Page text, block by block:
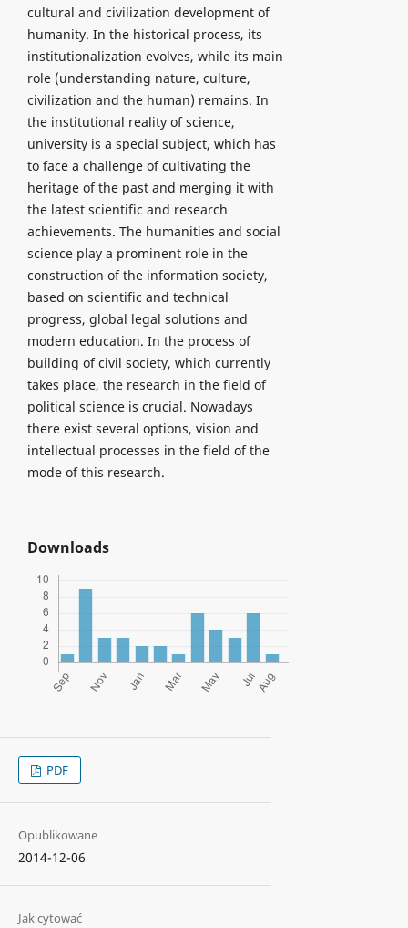
cultural and civilization development of
humanity. In the historical process, its
institutionalization evolves, while its main
role (understanding nature, culture,
civilization and the human) remains. In
the institutional reality of science,
university is a special subject, which has
to face a challenge of cultivating the
heritage of the past and merging it with
the latest scientific and research
achievements. The humanities and social
science play a prominent role in the
construction of the information society,
based on scientific and technical
progress, global legal solutions and
modern education. In the process of
building of civil society, which currently
takes place, the research in the field of
political science is crucial. Nowadays
there exist several options, vision and
intellectual processes in the field of the
mode of this research.
Downloads
PDF
Opublikowane
2014-12-06
Jak cytować